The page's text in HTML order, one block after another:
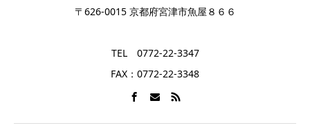
〒626-0015 京都府宮津市魚屋８６６
TEL 0772-22-3347
FAX：0772-22-3348